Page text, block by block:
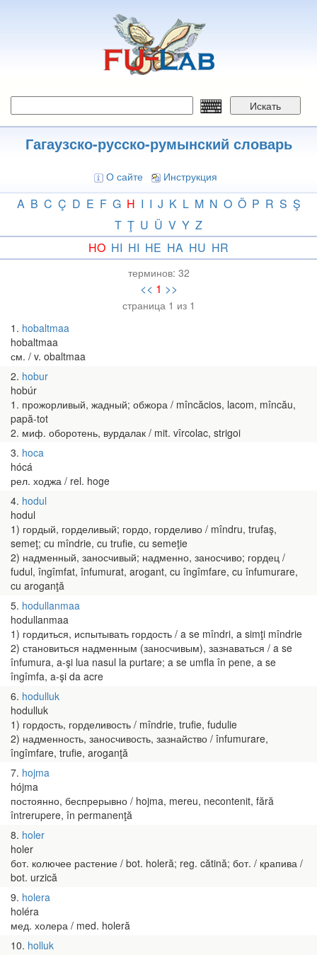
Искать
Гагаузско-русско-румынский словарь
О сайте Инструкция
A B C Ç D E F G H I I J K L M N O Ö P R S Ş
T Ţ U Ü V Y Z
HO HI HI HE HA HU HR
терминов: 32
<< 1 >>
страница 1 из 1
1 hobaltmaa
hobaltmaa
см. / v. obaltmaa
2 hobur
hobúr
1. прожорливый, жадный; обжора / mîncăcios, lacom, mîncău,
papă-tot
2. миф. оборотень, вурдалак / mit. vîrcolac, strigoi
3 hoca
hócá
рел. ходжа / rel. hoge
4 hodul
hodul
1) гордый, горделивый; гордо, горделиво / mîndru, trufaş,
semeţ; cu mîndrie, cu trufie, cu semeţie
2) надменный, заносчивый; надменно, заносчиво; гордец /
fudul, îngîmfat, înfumurat, arogant, cu îngîmfare, cu înfumurare,
cu aroganţă
5 hodullanmaa
hodullanmaa
1) гордиться, испытывать гордость / a se mîndri, a simţi mîndrie
2) становиться надменным (заносчивым), зазнаваться / a se
înfumura, a-şi lua nasul la purtare; a se umfla în pene, a se
îngîmfa, a-şi da acre
6 hodulluk
hodulluk
1) гордость, горделивость / mîndrie, trufie, fudulie
2) надменность, заносчивость, зазнайство / înfumurare,
îngîmfare, trufie, aroganţă
7 hojma
hójma
постоянно, беспрерывно / hojma, mereu, necontenit, fără
întrerupere, în permanenţă
8 holer
holer
бот. колючее растение / bot. holeră; reg. cătină; бот. / крапива /
bot. urzică
9 holera
holéra
мед. холера / med. holeră
10 holluk